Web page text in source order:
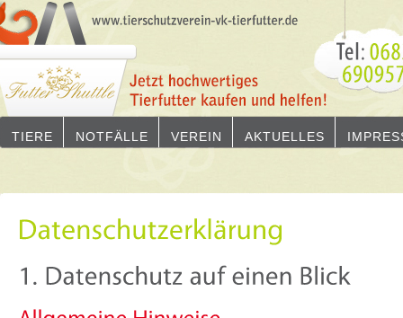
TIERE NOTFÄLLE VEREIN AKTUELLES